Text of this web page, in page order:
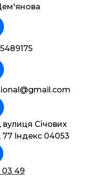
вулиця Січових
77 Індекс 04053
03 49